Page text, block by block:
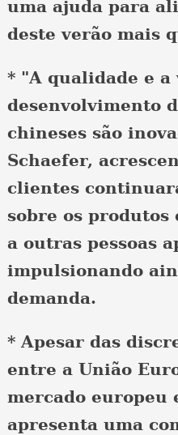
uma ajuda para
deste verão mais
* "A qualidade e a
desenvolvimento
chineses são
Schaefer,
clientes
sobre os produtos
a outras pessoas
impulsionando
demanda.
* Apesar das
entre a União
mercado europeu
apresenta uma